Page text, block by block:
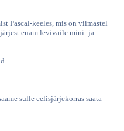
Pascal-keeles, mis on viimastel
enam levivaile mini- ja
sulle eelisjärjekorras saata